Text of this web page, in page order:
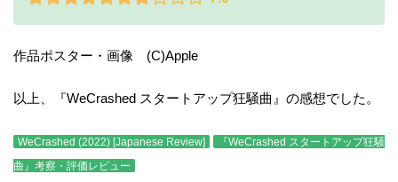
作品ポスター・画像 (C)Apple
以上、『WeCrashed スタートアップ狂騒曲』の感想でした。
WeCrashed (2022) [Japanese Review]
『WeCrashed スタートアップ狂騒
曲』考察・評価レビュー